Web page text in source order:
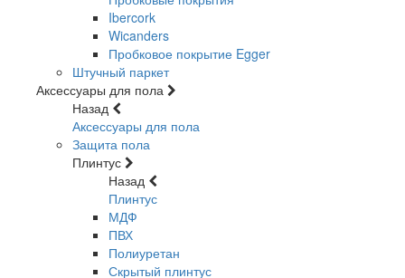
Ibercork
Wicanders
Пробковое покрытие Egger
Штучный паркет
Аксессуары для пола
Назад
Аксессуары для пола
Защита пола
Плинтус
Назад
Плинтус
МДФ
ПВХ
Полиуретан
Скрытый плинтус